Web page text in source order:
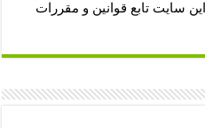
سایت تابع قوانین و مقررات